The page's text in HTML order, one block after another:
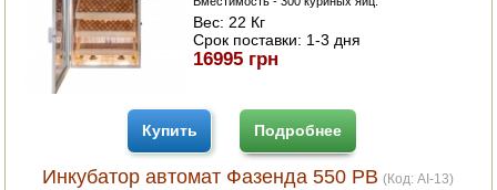
Вес:22 Кг
Срок поставки: 1-3 дня
16995 грн
Купить Подробнее
Инкубатор автомат Фазенда 550 РВ (Код:AI-13)